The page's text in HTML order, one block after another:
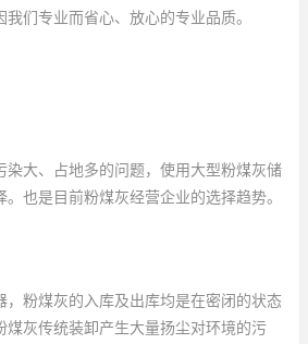
们专业而省心、放心的专业品质。
大、占地多的问题，使用大型粉煤灰储
也是目前粉煤灰经营企业的选择趋势。
粉煤灰的入库及出库均是在密闭的状态
煤灰传统装卸产生大量扬尘对环境的污